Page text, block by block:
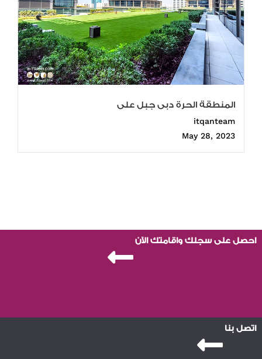
المنطقة الحرة دبى جبل على
itqanteam
May 28, 2023
احصل على سجلك واقامتك الآن
اتصل بنا